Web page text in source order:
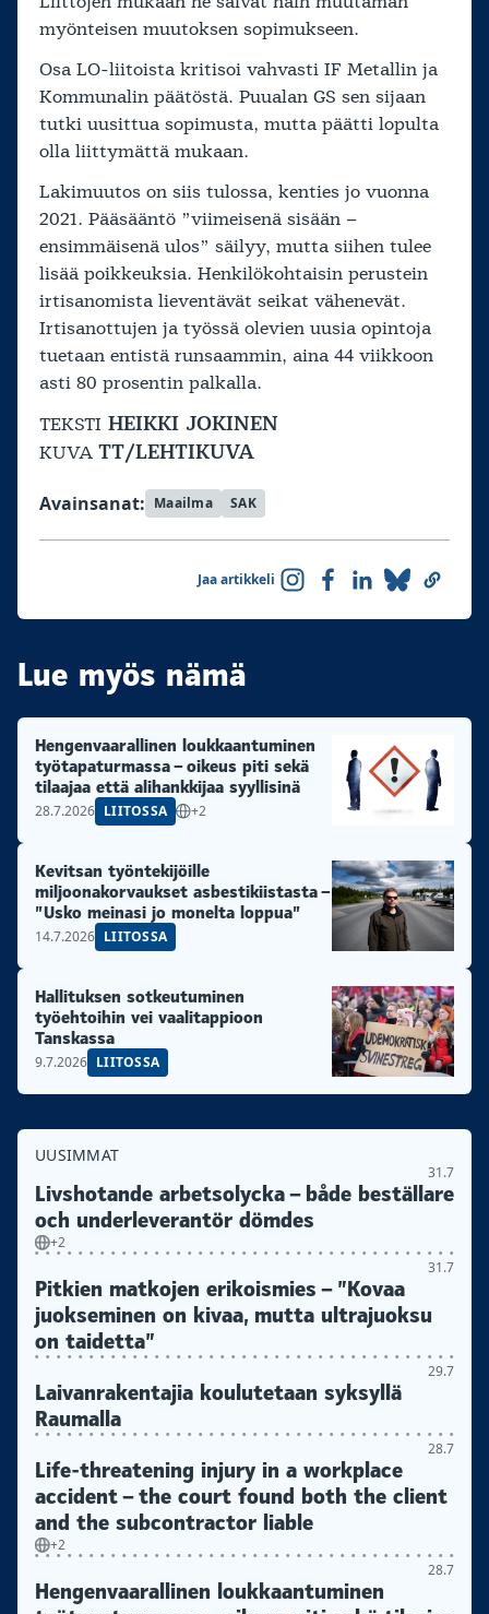
myönteisen muutoksen sopimukseen.
Osa LO-liitoista kritisoi vahvasti IF Metallin ja
Kommunalin päätöstä. Puualan GS sen sijaan
tutki uusittua sopimusta, mutta päätti lopulta
olla liittymättä mukaan.
Lakimuutos on siis tulossa, kenties jo vuonna
2021. Pääsääntö ”viimeisenä sisään –
ensimmäisenä ulos” säilyy, mutta siihen tulee
lisää poikkeuksia. Henkilökohtaisin perustein
irtisanomista lieventävät seikat vähenevät.
Irtisanottujen ja työssä olevien uusia opintoja
tuetaan entistä runsaammin, aina 44 viikkoon
asti 80 prosentin palkalla.
TEKSTI HEIKKI JOKINEN
KUVA TT/LEHTIKUVA
Avainsanat: Maailma SAK
Jaa artikkeli
Lue myös nämä
Hengenvaarallinen loukkaantuminen
työtapaturmassa – oikeus piti sekä
tilaajaa että alihankkijaa syyllisinä
28.7.2026 LIITOSSA +2
Kevitsan työntekijöille
miljoonakorvaukset asbestikiistasta –
”Usko meinasi jo monelta loppua”
14.7.2026 LIITOSSA
Hallituksen sotkeutuminen
työehtoihin vei vaalitappioon
Tanskassa
9.7.2026 LIITOSSA
UUSIMMAT
31.7
Livshotande arbetsolycka – både beställare
och underleverantör dömdes
+2
31.7
Pitkien matkojen erikoismies – ”Kovaa
juokseminen on kivaa, mutta ultrajuoksu
on taidetta”
29.7
Laivanrakentajia koulutetaan syksyllä
Raumalla
28.7
Life-threatening injury in a workplace
accident – the court found both the client
and the subcontractor liable
+2
28.7
Hengenvaarallinen loukkaantuminen